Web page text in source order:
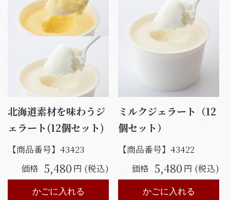
北海道素材を味わうジ
ェラート(12個セット)
【商品番号】 43423
価格 5,480 円 (税込)
かごに入れる
ミルクジェラート（12
個セット）
【商品番号】43422
価格 5,480 円 (税込)
かごに入れる